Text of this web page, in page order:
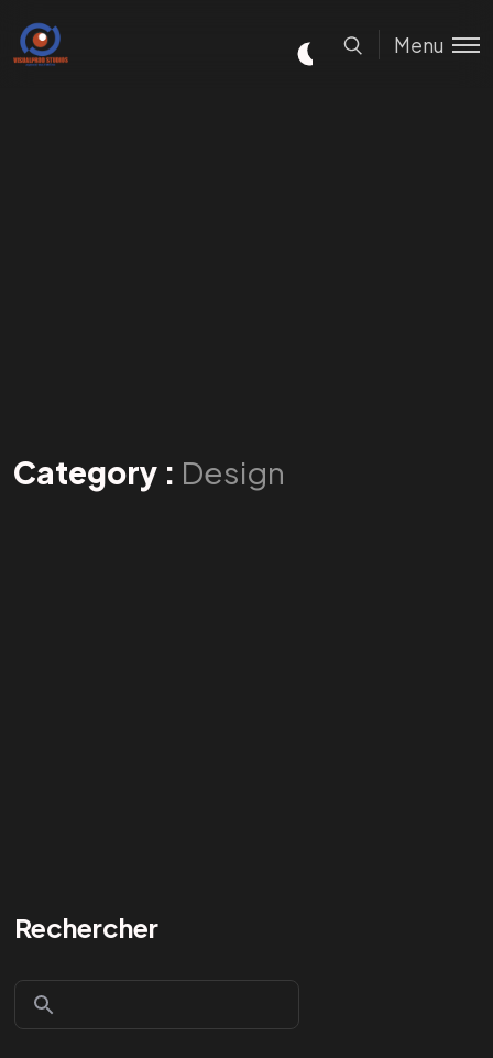
Menu
Category : Design
Rechercher